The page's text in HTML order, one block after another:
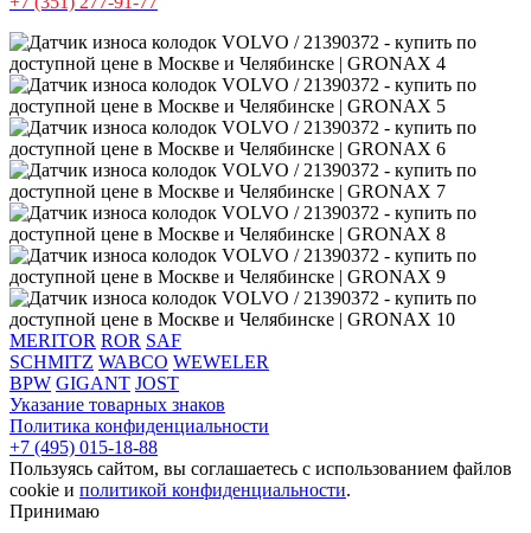
MERITOR ROR SAF
SCHMITZ WABCO WEWELER
BPW GIGANT JOST
Указание товарных знаков
Политика конфиденциальности
+7 (495) 015-18-88
Пользуясь сайтом, вы соглашаетесь с использованием файлов
cookie и политикой конфиденциальности.
Принимаю